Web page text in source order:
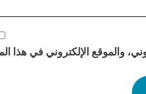
والموقع الإلكتروني في هذا